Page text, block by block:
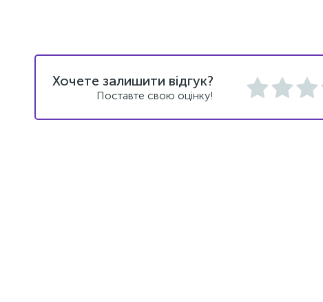
Хочете залишити відгук?
Поставте свою оцінку!